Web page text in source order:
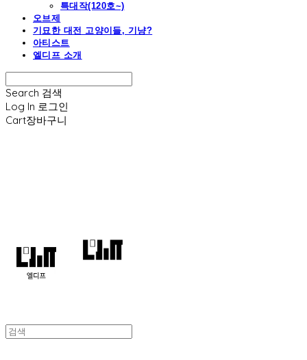
특대작(120호~)
오브제
기묘한 대전 고양이들, 기냥?
아티스트
엘디프 소개
Search 검색
Log In 로그인
Cart장바구니